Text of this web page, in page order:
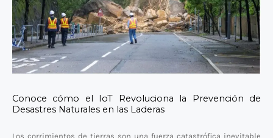
Conoce cómo el IoT Revoluciona la Prevención de
Desastres Naturales en las Laderas
Los corrimientos de tierras son una fuerza catastrófica inevitable